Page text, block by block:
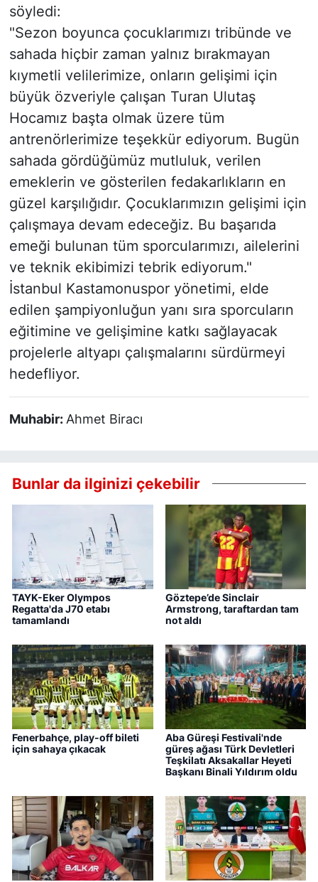
söyledi:
"Sezon boyunca çocuklarımızı tribünde ve
sahada hiçbir zaman yalnız bırakmayan
kıymetli velilerimize, onların gelişimi için
büyük özveriyle çalışan Turan Ulutaş
Hocamız başta olmak üzere tüm
antrenörlerimize teşekkür ediyorum. Bugün
sahada gördüğümüz mutluluk, verilen
emeklerin ve gösterilen fedakarlıkların en
güzel karşılığıdır. Çocuklarımızın gelişimi için
çalışmaya devam edeceğiz. Bu başarıda
emeği bulunan tüm sporcularımızı, ailelerini
ve teknik ekibimizi tebrik ediyorum."
İstanbul Kastamonuspor yönetimi, elde
edilen şampiyonluğun yanı sıra sporcuların
eğitimine ve gelişimine katkı sağlayacak
projelerle altyapı çalışmalarını sürdürmeyi
hedefliyor.
Muhabir:Ahmet Biracı
Bunlar da ilginizi çekebilir
TAYK-Eker Olympos
Regatta'da J70 etabı
tamamlandı
Göztepe’de Sinclair
Armstrong, taraftardan tam
not aldı
Fenerbahçe, play-off bileti
için sahaya çıkacak
Aba Güreşi Festivali'nde
güreş ağası Türk Devletleri
Teşkilatı Aksakallar Heyeti
Başkanı Binali Yıldırım oldu